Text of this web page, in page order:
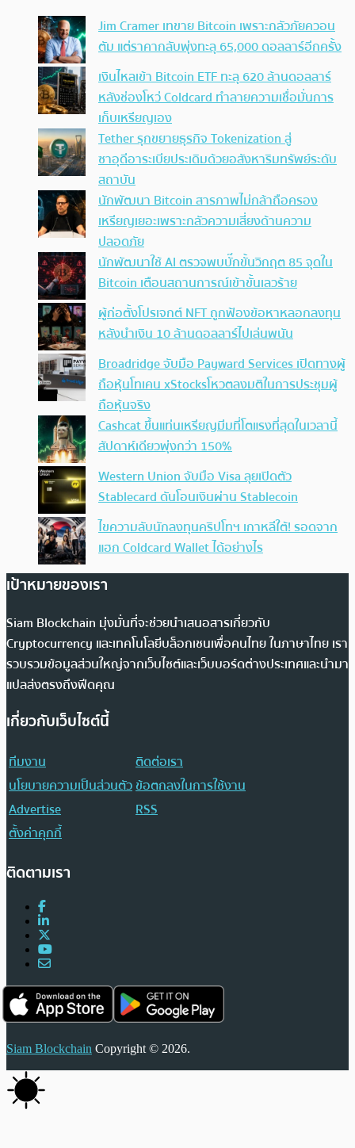
Jim Cramer เทขาย Bitcoin เพราะกลัวภัยควอน
ตัม แต่ราคากลับพุ่งทะลุ 65,000 ดอลลาร์อีกครั้ง
เงินไหลเข้า Bitcoin ETF ทะลุ 620 ล้านดอลลาร์
หลังช่องโหว่ Coldcard ทำลายความเชื่อมั่นการ
เก็บเหรียญเอง
Tether รุกขยายธุรกิจ Tokenization สู่
ซาอุดีอาระเบียประเดิมด้วยอสังหาริมทรัพย์ระดับ
สถาบัน
นักพัฒนา Bitcoin สารภาพไม่กล้าถือครอง
เหรียญเยอะเพราะกลัวความเสี่ยงด้านความ
ปลอดภัย
นักพัฒนาใช้ AI ตรวจพบบั๊กขั้นวิกฤต 85 จุดใน
Bitcoin เตือนสถานการณ์เข้าขั้นเลวร้าย
ผู้ก่อตั้งโปรเจกต์ NFT ถูกฟ้องข้อหาหลอกลงทุน
หลังนำเงิน 10 ล้านดอลลาร์ไปเล่นพนัน
Broadridge จับมือ Payward Services เปิดทางผู้
ถือหุ้นโทเคน xStocksโหวตลงมติในการประชุมผู้
ถือหุ้นจริง
Cashcat ขึ้นแท่นเหรียญมีมที่โตแรงที่สุดในเวลานี้
สัปดาห์เดียวพุ่งกว่า 150%
Western Union จับมือ Visa ลุยเปิดตัว
Stablecard ดันโอนเงินผ่าน Stablecoin
ไขความลับนักลงทุนคริปโทฯ เกาหลีใต้! รอดจาก
แฮก Coldcard Wallet ได้อย่างไร
เป้าหมายของเรา
Siam Blockchain มุ่งมั่นที่จะช่วยนำเสนอสารเกี่ยวกับ
Cryptocurrency และเทคโนโลยีบล็อกเชนเพื่อคนไทย ในภาษาไทย เรา
รวบรวมข้อมูลส่วนใหญ่จากเว็บไซต์และเว็บบอร์ดต่างประเทศและนำมา
แปลส่งตรงถึงฟีดคุณ
เกี่ยวกับเว็บไซต์นี้
ทีมงาน
ติดต่อเรา
นโยบายความเป็นส่วนตัวข้อตกลงในการใช้งาน
Advertise
RSS
ตั้งค่าคุกกี้
ติดตามเรา
Siam Blockchain Copyright © 2026.